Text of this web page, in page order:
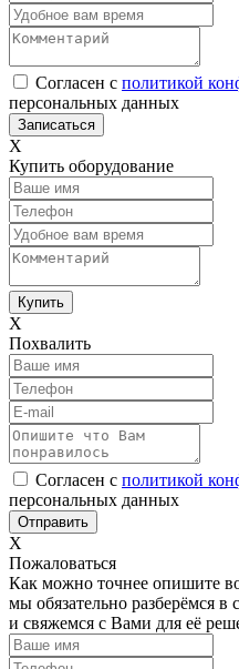
Согласен с политикой
персональных данных
Х
Купить оборудование
Х
Похвалить
Согласен с политикой
персональных данных
Х
Пожаловаться
Как можно точнее опишите
мы обязательно разберёмся
и свяжемся с Вами для её